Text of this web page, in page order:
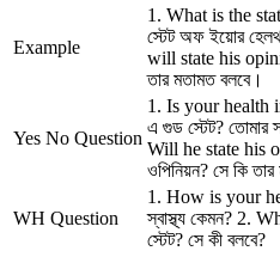
Example
1. What is the
স্টেট অফ ইয়োর
will state his
তার মতামত বলবে।
Yes No Question
1. Is your health
এ গুড স্টেট? তোমার
Will he state his
ওপিনিয়ন? সে কি
WH Question
1. How is your
স্বাস্থ্য কেমন? 2.
স্টেট? সে কী বলবে?